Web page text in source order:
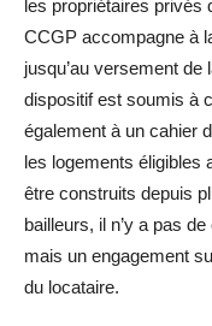
les propriétaires privés
CCGP accompagne à
jusqu’au versement
dispositif est soumis à
également à un cahier
les logements éligibles
être construits depuis
bailleurs, il n’y a pas
mais un engagement
du locataire.